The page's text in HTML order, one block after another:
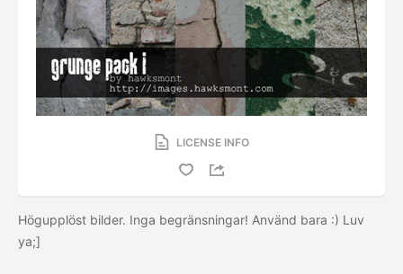
LICENSE INFO
Högupplöst bilder. Inga begränsningar! Använd bara :) Luv
ya;]